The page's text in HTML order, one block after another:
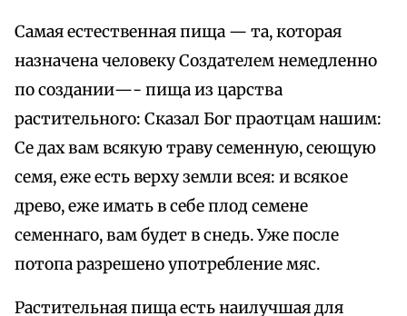
Самая естественная пища — та, которая
назначена человеку Создателем немедленно
по создании—- пища из царства
растительного: Сказал Бог праотцам нашим:
Се дах вам всякую траву семенную, сеющую
семя, еже есть верху земли всея: и всякое
древо, еже имать в себе плод семене
семеннаго, вам будет в снедь. Уже после
потопа разрешено употребление мяс.
Растительная пища есть наилучшая для